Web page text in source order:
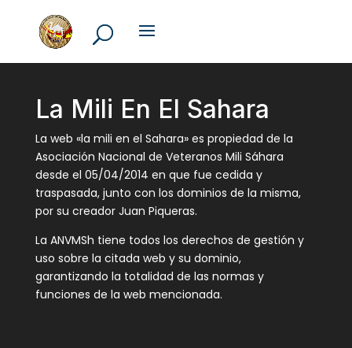
La Mili En El Sahara
La web «la mili en el Sahara» es propiedad de la
Asociación Nacional de Veteranos Mili Sáhara
desde el 05/04/2014 en que fue cedida y
traspasada, junto con los dominios de la misma,
por su creador Juan Piqueras.
La ANVMSh tiene todos los derechos de gestión y
uso sobre la citada web y su dominio,
garantizando la totalidad de las normas y
funciones de la web mencionada.